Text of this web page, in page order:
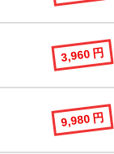
3,960 円
9,980 円